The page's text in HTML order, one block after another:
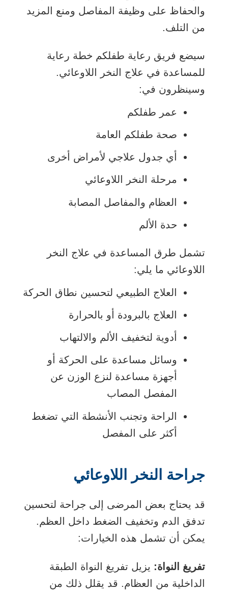
والحفاظ على وظيفة المفاصل ومنع المزيد
من التلف.
سيضع فريق رعاية طفلكم خطة رعاية
للمساعدة في علاج النخر اللاوعائي.
وسينظرون في:
عمر طفلكم
صحة طفلكم العامة
أي جدول علاجي لأمراض أخرى
مرحلة النخر اللاوعائي
العظام والمفاصل المصابة
حدة الألم
تشمل طرق المساعدة في علاج النخر
اللاوعائي ما يلي:
العلاج الطبيعي لتحسين نطاق الحركة
العلاج بالبرودة أو بالحرارة
أدوية لتخفيف الألم والالتهاب
وسائل مساعدة على الحركة أو
أجهزة مساعدة لنزع الوزن عن
المفصل المصاب
الراحة وتجنب الأنشطة التي تضغط
أكثر على المفصل
جراحة النخر اللاوعائي
قد يحتاج بعض المرضى إلى جراحة لتحسين
تدفق الدم وتخفيف الضغط داخل العظم.
يمكن أن تشمل هذه الخيارات:
تفريغ النواة: يزيل تفريغ النواة الطبقة
الداخلية من العظام. قد يقلل ذلك من